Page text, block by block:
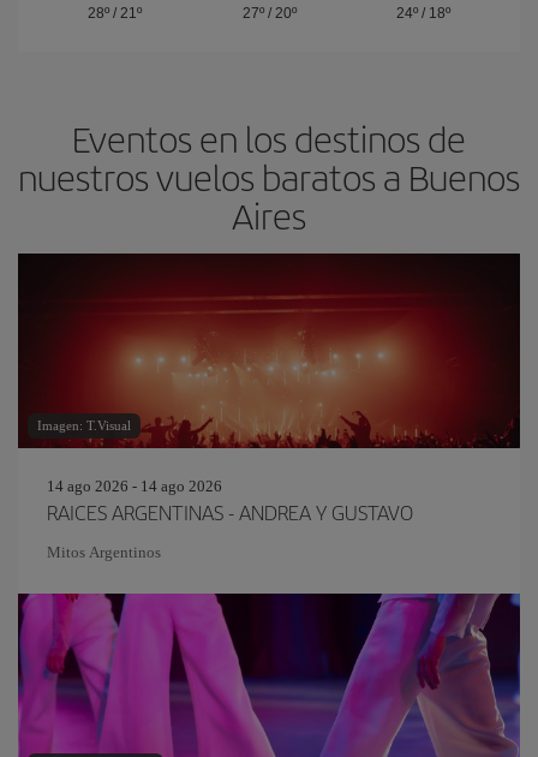
28º/ 21º
27º/ 20º
24º / 18º
Eventos en los destinos de
nuestros vuelos baratos a Buenos
Aires
Imagen: T.Visual
14 ago 2026 - 14 ago 2026
RAICES ARGENTINAS - ANDREA Y GUSTAVO
Mitos Argentinos